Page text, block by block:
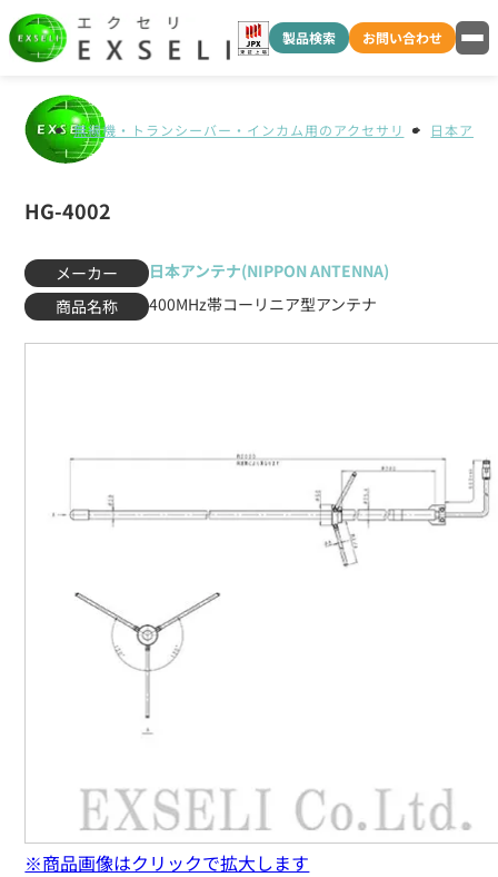
製品検索 お問い合わせ
無線機・トランシーバー・インカム用のアクセサリ 日本アン
HG-4002
メーカー
日本アンテナ(NIPPON ANTENNA)
商品名称
400MHz帯コーリニア型アンテナ
※商品画像はクリックで拡大します